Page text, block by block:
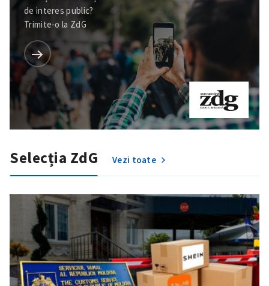
de interes public?
Trimite-o la ZdG
Selecția ZdG Vezi toate